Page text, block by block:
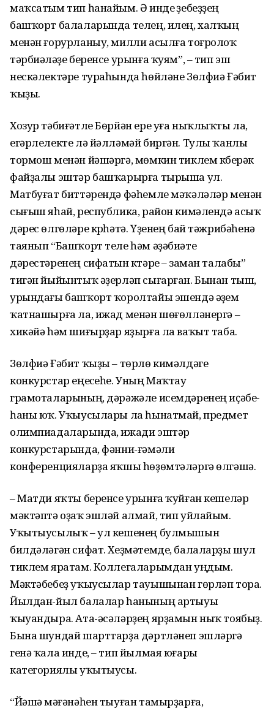
маҡсатым тип һанайым. Ә инде үҙебеҙҙең
башҡорт балаларында телең, илең, халҡың
менән ғорурланыу, милли асылға тоғролоҡ
тәрбиәләүҙе беренсе урынға ҡуям”, – тип эш
нескәлектәре тураһында һөйләне Зөлфиә Ғәбит
ҡыҙы.
Хозур тәбиғәтле Бөрйән ере уға ныҡлыҡты ла,
егәрлелекте лә йәлләмәй биргән. Тулы ҡанлы
тормош менән йәшәргә, мөмкин тиклем күберәк
файҙалы эштәр башҡа­рырға тырыша ул.
Матбуғат биттәрендә фәһемле мәҡәләләр менән
сығыш яһай, республика, район кимәлендә асыҡ
дәрес өлгөләре күрһәтә. Үҙенең бай тәжрибәһенә
таянып “Башҡорт теле һәм әҙәбиәте
дәрестәренең сифатын күтәреү – заман талабы”
тигән йыйынтыҡ әҙерләп сығарған. Бынан тыш,
урындағы башҡорт ҡоролтайы эшендә әүҙем
ҡатнашырға ла, ижад менән шөғөлләнергә –
хикәйә һәм шиғырҙар яҙырға ла ваҡыт таба.
Зөлфиә Ғәбит ҡыҙы – төрлө кимәлдәге
конкурстар еңеүсеһе. Уның Маҡтау
грамоталарының, дәрәжәле исемдәренең иҫәбе-
һаны юҡ. Уҡыусылары ла һынатмай, предмет
олимпиадаларында, ижади эштәр
конкурстарында, фәнни-ғәмәли
конференцияларҙа яҡшы һөҙөмтәләргә өлгәшә.
– Матди яҡты беренсе урынға ҡуйған кешеләр
мәктәптә оҙаҡ эшләй алмай, тип уйлайым.
Уҡытыусылыҡ – ул кешенең булмышын
билдәләгән сифат. Хеҙ­мәтемде, балаларҙы шул
тиклем яратам. Коллегаларымдан уңдым.
Мәктәбебеҙ уҡыусылар тауышынан гөрләп тора.
Йылдан-йыл балалар һанының артыуы
ҡыуандыра. Ата-әсәләрҙең ярҙамын ныҡ тоябыҙ.
Бына шундай шарттарҙа дәртләнеп эшләргә
генә ҡала инде, – тип йылмая юғары
категориялы уҡытыусы.
“Йәшәү мәғәнәһен тыуған тамыр­ҙарға,